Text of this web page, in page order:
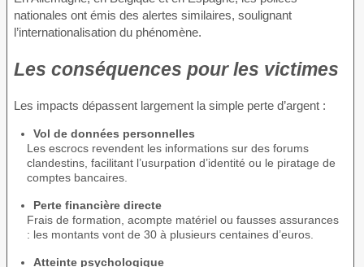
nationales ont émis des alertes similaires, soulignant
l’internationalisation du phénomène.
Les conséquences pour les victimes
Les impacts dépassent largement la simple perte d’argent :
Vol de données personnelles
Les escrocs revendent les informations sur des forums
clandestins, facilitant l’usurpation d’identité ou le piratage de
comptes bancaires.
Perte financière directe
Frais de formation, acompte matériel ou fausses assurances
: les montants vont de 30 à plusieurs centaines d’euros.
Atteinte psychologique